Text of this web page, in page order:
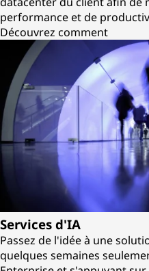
performance et de
Découvrez comment
Services d'IA
Passez de l'idée à une
quelques semaines